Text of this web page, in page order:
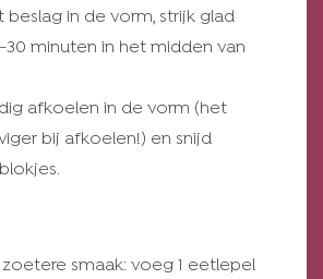
beslag in de vorm, strijk glad
30 minuten in het midden van
afkoelen in de vorm (het
bij afkoelen!) en snijd
smaak: voeg 1 eetlepel